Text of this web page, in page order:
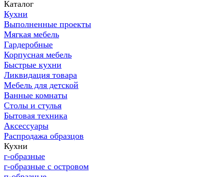
Каталог
Кухни
Выполненные проекты
Мягкая мебель
Гардеробные
Корпусная мебель
Быстрые кухни
Ликвидация товара
Мебель для детской
Ванные комнаты
Столы и стулья
Бытовая техника
Аксессуары
Распродажа образцов
Кухни
г-образные
г-образные с островом